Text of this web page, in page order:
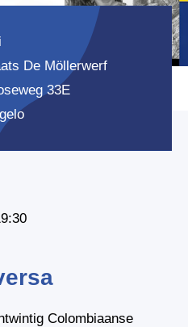
De Möllerwerf
33E
Colombiaanse